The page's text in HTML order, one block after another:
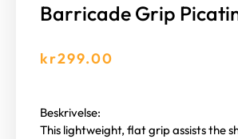
Barricade Grip
kr299.00
Beskrivelse:
This lightweight, flat grip assists the